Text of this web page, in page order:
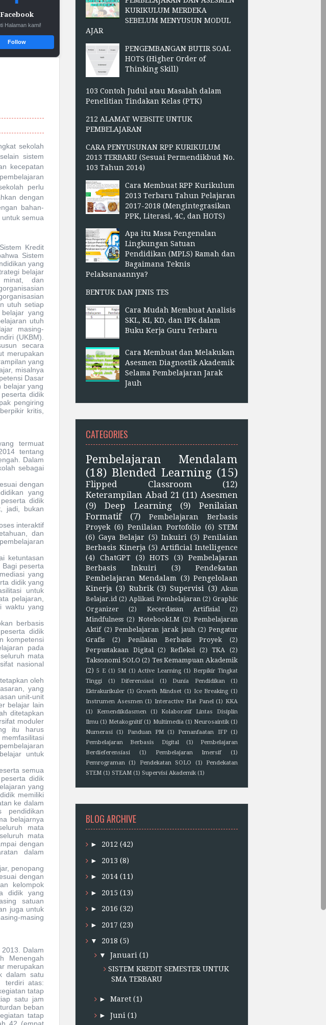
Facebook
Halaman kami!
Follow
sekolah
sistem
kecepatan
perlu
dengan
bahan-
semua
Kredit
Sistem
yang
belajar
dan
utuh setiap
yang
utuh
masing-
(UKBM).
secara
merupakan
yang
misalnya
Dasar
belajar yang
didik
pengiring
kritis,
termuat
tentang
Dalam
sebagai
dengan
yang
didik
jadi, bukan
interaktif
dan
ketuntasan
peserta
yang
didik yang
untuk
pelajaran,
waktu yang
berbasis
didik
kompetensi
pada
mata
nasional
oleh
, yang
unit-unit
belajar lain
ditetapkan
moduler
itu harus
untuk
semua
didik
yang
memiliki
ke dalam
pendidikan
belajarnya
mata
mata
dengan
dalam
penopang
dengan
kelompok
didik yang
satuan
juga untuk
ng-masing
Dalam
Menengah
merupakan
dalam satu
terdiri atas:
tatap
satu jam
beban
tatap
KURIKULUM MERDEKA
SEBELUM MENYUSUN MODUL
AJAR
PENGEMBANGAN BUTIR SOAL
HOTS (Higher Order of
Thinking Skill)
103 Contoh Judul atau Masalah dalam
Penelitian Tindakan Kelas (PTK)
212 ALAMAT WEBSITE UNTUK
PEMBELAJARAN
CARA PENYUSUNAN RPP KURIKULUM
2013 TERBARU (Sesuai Permendikbud No.
103 Tahun 2014)
Cara Membuat RPP Kurikulum
2013 Terbaru Tahun Pelajaran
2017-2018 (Mengintegrasikan
PPK, Literasi, 4C, dan HOTS)
Apa itu Masa Pengenalan
Lingkungan Satuan
Pendidikan (MPLS) Ramah dan
Bagaimana Teknis
Pelaksanaannya?
BENTUK DAN JENIS TES
Cara Mudah Membuat Analisis
SKL, KI, KD, dan IPK dalam
Buku Kerja Guru Terbaru
Cara Membuat dan Melakukan
Asesmen Diagnostik Akademik
Selama Pembelajaran Jarak
Jauh
CATEGORIES
Pembelajaran Mendalam
(18) Blended Learning (15)
Flipped Classroom
(12)
Keterampilan Abad 21 (11) Asesmen
(9)
Deep Learning (9)
Penilaian
Formatif
(7)
Pembelajaran Berbasis
Proyek (6) Penilaian Portofolio (6) STEM
(6) Gaya Belajar (5) Inkuiri (5) Penilaian
Berbasis Kinerja (5) Artificial Intelligence
(4)
ChatGPT (3) HOTS (3)
Pembelajaran
Berbasis Inkuiri
(3)
Pendekatan
Pembelajaran Mendalam (3) Pengelolaan
Kinerja (3) Rubrik (3) Supervisi (3) Akun
Belajar.id (2) Aplikasi Pembelajaran (2) Graphic
Organizer
(2) Kecerdasan Artifisial
(2)
Mindfulness (2) NotebookLM (2) Pembelajaran
Aktif (2) Pembelajaran jarak jauh (2) Pengatur
Grafis
(2) Penilaian Berbasis Proyek
(2)
Perpustakaan Digital (2) Refleksi (2) TKA
(2)
Taksonomi SOLO (2) Tes Kemampuan Akademik
(2) 5 E (1) 5M (1) Active Learning (1) Berpikir Tingkat
Tinggi
(1) Diferensiasi (1) Dunia Pendidikan
(1)
Ektrakurikuler (1) Growth Mindset (1) Ice Breaking (1)
Instrumen Asesmen (1) Interactive Flat Panel (1) KKA
(1)
Kemendikdasmen (1)
Kolaboratif Lintas Disiplin
Ilmu (1) Metakognitif (1) Multimedia (1) Neurosaintik (1)
Numerasi
(1) Panduan PM (1) Pemanfaatan IFP
(1)
Pembelajaran Berbasis Digital
(1)
Pembelajaran
Berdieferensiasi
(1) Pembelajaran Imersif
(1)
Pemrograman
(1) Pendekatan SOLO (1)
Pendekatan
STEM (1) STEAM (1) Supervisi Akademik (1)
BLOG ARCHIVE
► 2012 (42)
► 2013 (8)
► 2014 (11)
► 2015 (13)
► 2016 (32)
► 2017 (23)
▼
2018 (5)
▼
Januari (1)
SISTEM KREDIT SEMESTER UNTUK
SMA TERBARU
► Maret (1)
► Juni (1)